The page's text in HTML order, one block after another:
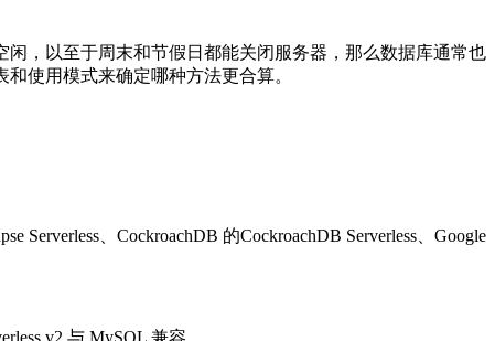
，以至于周末和节假日都能关闭服务器，那么数据库通常也
使用模式来确定哪种方法更合算。
Serverless、CockroachDB 的CockroachDB Serverless、Google